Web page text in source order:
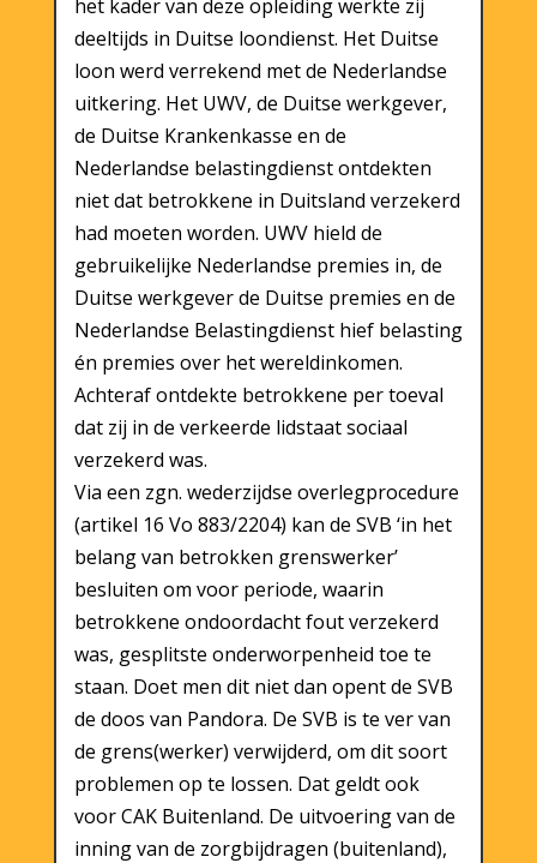
het kader van deze opleiding werkte zij
deeltijds in Duitse loondienst. Het Duitse
loon werd verrekend met de Nederlandse
uitkering. Het UWV, de Duitse werkgever,
de Duitse Krankenkasse en de
Nederlandse belastingdienst ontdekten
niet dat betrokkene in Duitsland verzekerd
had moeten worden. UWV hield de
gebruikelijke Nederlandse premies in, de
Duitse werkgever de Duitse premies en de
Nederlandse Belastingdienst hief belasting
én premies over het wereldinkomen.
Achteraf ontdekte betrokkene per toeval
dat zij in de verkeerde lidstaat sociaal
verzekerd was.
Via een zgn. wederzijdse overlegprocedure
(artikel 16 Vo 883/2204) kan de SVB ‘in het
belang van betrokken grenswerker’
besluiten om voor periode, waarin
betrokkene ondoordacht fout verzekerd
was, gesplitste onderworpenheid toe te
staan. Doet men dit niet dan opent de SVB
de doos van Pandora. De SVB is te ver van
de grens(werker) verwijderd, om dit soort
problemen op te lossen. Dat geldt ook
voor CAK Buitenland. De uitvoering van de
inning van de zorgbijdragen (buitenland),